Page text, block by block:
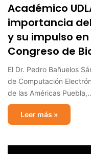
Académico
importancia
y su impulso
Congreso de
El Dr. Pedro Bañuelos
de Computación
de las Américas
Leer más »